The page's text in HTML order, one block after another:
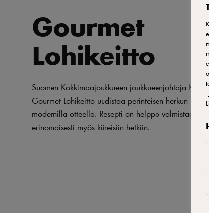
Gourmet
Lohikeitto
Suomen Kokkimaajoukkueen joukkueenjohtaja Katja
Gourmet Lohikeitto uudistaa perinteisen herkun
modernilla otteella. Resepti on helppo valmistaa ja
erinomaisesti myös kiireisiin hetkiin.